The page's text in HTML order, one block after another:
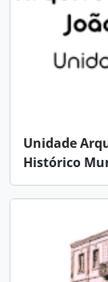
Unidade
Histórico